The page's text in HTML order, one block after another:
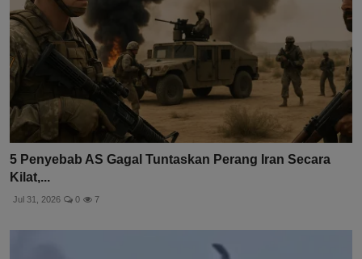
5 Penyebab AS Gagal Tuntaskan Perang Iran Secara
Kilat,...
Jul 31, 2026 0 7